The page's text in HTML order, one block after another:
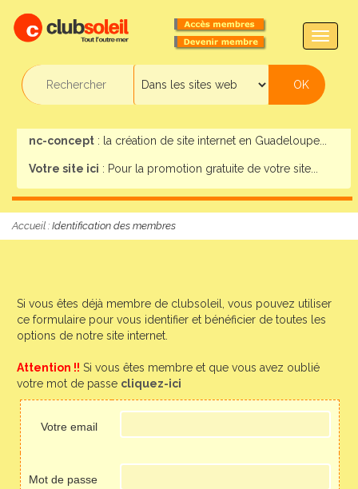
nc-concept : la création de site internet en Guadeloupe...
Votre site ici : Pour la promotion gratuite de votre site...
Accueil : Identification des membres
Si vous êtes déjà membre de clubsoleil, vous pouvez utiliser
ce formulaire pour vous identifier et bénéficier de toutes les
options de notre site internet.
Attention !! Si vous êtes membre et que vous avez oublié
votre mot de passe cliquez-ici
Votre email
Mot de passe